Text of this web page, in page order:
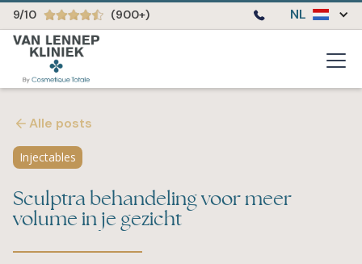
9/10 (900+) NL
Alle posts
Injectables
Sculptra behandeling voor meer
volume in je gezicht